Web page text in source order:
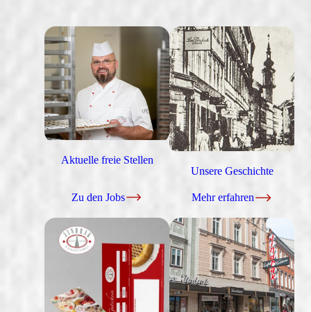
Aktuelle freie Stellen
Zu den Jobs
Unsere Geschichte
Mehr erfahren